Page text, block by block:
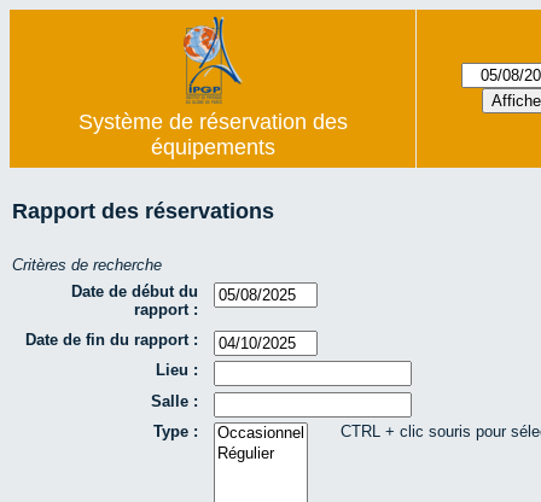
Système de réservation des
équipements
Rapport des réservations
Critères de recherche
Date de début du
rapport :
Date de fin du rapport :
Lieu :
Salle :
Type :
CTRL + clic souris pour